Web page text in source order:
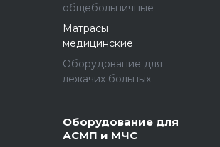
общебольничные
Матрасы
медицинские
Оборудование для
лежачих больных
Оборудование для
АСМП и МЧС